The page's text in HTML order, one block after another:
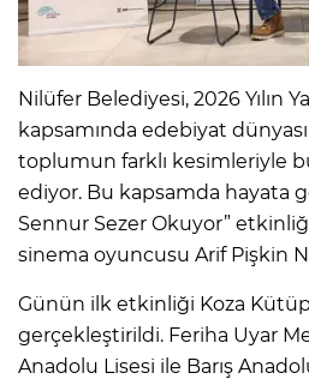
Nilüfer Belediyesi, 2026 Yılın
kapsamında edebiyat
toplumun farklı kesimleriyle
ediyor. Bu kapsamda hayata
Sennur Sezer Okuyor”
sinema oyuncusu Arif Pişkin
Günün ilk etkinliği Koza
gerçekleştirildi. Feriha Uyar
Anadolu Lisesi ile Barış